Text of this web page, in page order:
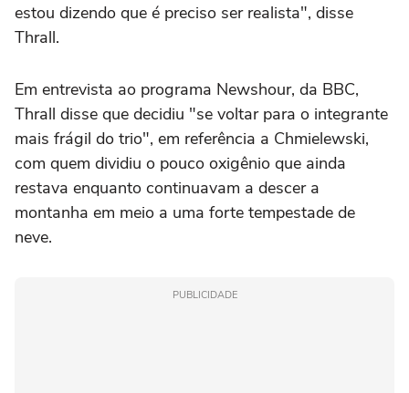
estou dizendo que é preciso ser realista", disse
Thrall.
Em entrevista ao programa Newshour, da BBC,
Thrall disse que decidiu "se voltar para o integrante
mais frágil do trio", em referência a Chmielewski,
com quem dividiu o pouco oxigênio que ainda
restava enquanto continuavam a descer a
montanha em meio a uma forte tempestade de
neve.
PUBLICIDADE